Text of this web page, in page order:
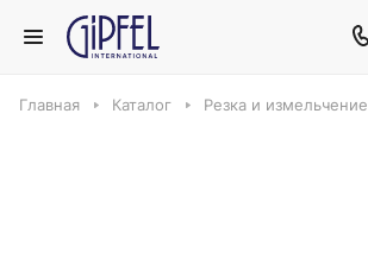
Главная Каталог Резка и измельчение